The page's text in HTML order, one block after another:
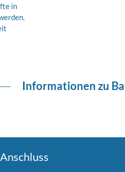
in
Informationen zu